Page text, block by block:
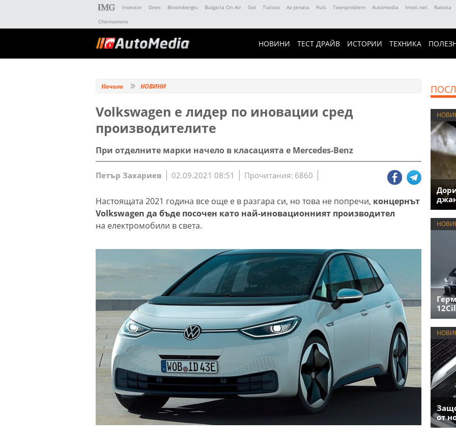
Investor Dnes Bloombergtv Bulgaria On Air Gol Tialoto Az-jenata Puls Teenproblem Automedia Imoti.net Rabota
Chernomore
НОВИНИ ТЕСТ ДРАЙВ ИСТОРИИ ТЕХНИКА
Начало НОВИНИ
Volkswagen е лидер по иновации сред
производителите
При отделните марки начело в класацията е Mercedes-Benz
Петър Захариев 02.09.2021 08:51 Прочитания: 6860
Настоящата 2021 година все още е в разгара си, но това не попречи, концернът
Volkswagen да бъде посочен като най-иновационният производител
на електромобили в света.
от